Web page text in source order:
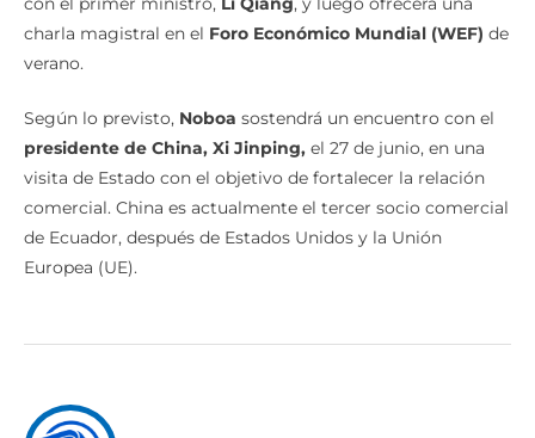
charla magistral en el Foro Económico Mundial (WEF) de
verano.
Según lo previsto, Noboa sostendrá un encuentro con el
presidente de China, Xi Jinping, el 27 de junio, en una
visita de Estado con el objetivo de fortalecer la relación
comercial. China es actualmente el tercer socio comercial
de Ecuador, después de Estados Unidos y la Unión
Europea (UE).